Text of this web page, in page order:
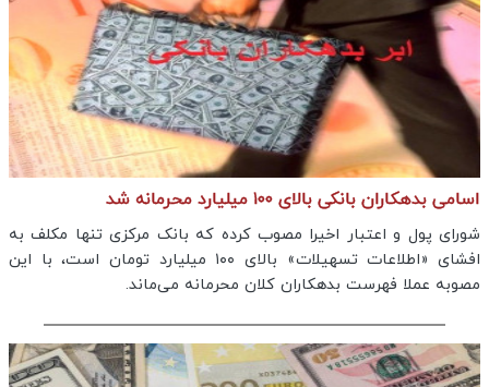
اسامی بدهکاران بانکی بالای ۱۰۰ میلیارد محرمانه شد
شورای پول و اعتبار اخیرا مصوب کرده که بانک مرکزی تنها مکلف به
افشای «اطلاعات تسهیلات» بالای ۱۰۰ میلیارد تومان است، با این
مصوبه عملا فهرست بدهکاران کلان محرمانه می‌ماند.